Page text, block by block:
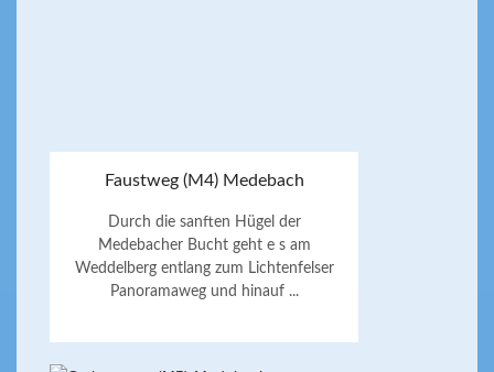
Faustweg (M4) Medebach
Durch die sanften Hügel der
Medebacher Bucht geht e s am
Weddelberg entlang zum Lichtenfelser
Panoramaweg und hinauf ...